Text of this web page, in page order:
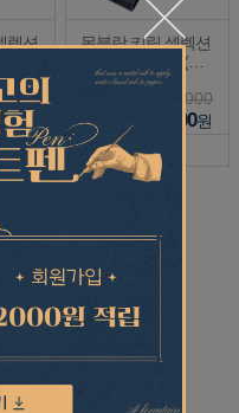
렉션
원
몽블랑 키링 셀렉션
인디고 112980 (단
종상품)
310,000
232,500원